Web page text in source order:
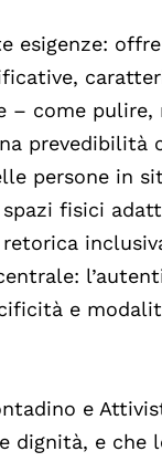
esigenze:
– come pulire,
prevedibilità
persone in
fisici
e
e
dignità, e che